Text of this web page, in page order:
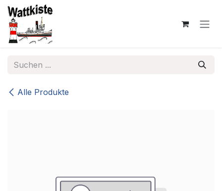
Zum Inhalt springen
Alle Produkte